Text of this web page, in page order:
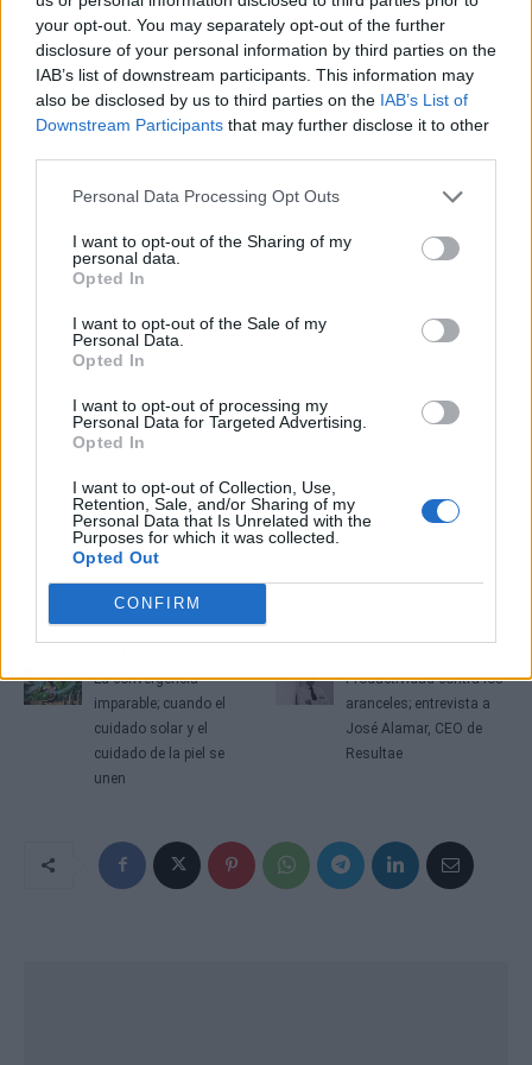
your opt-out. You may separately opt-out of the further
disclosure of your personal information by third parties on the
IAB’s list of downstream participants. This information may
also be disclosed by us to third parties on the IAB’s List of
Downstream Participants that may further disclose it to other
Personal Data Processing Opt Outs
I want to opt-out of the Sharing of my
personal data.
Opted In
I want to opt-out of the Sale of my
Personal Data.
Opted In
I want to opt-out of processing my
Personal Data for Targeted Advertising.
Opted In
I want to opt-out of Collection, Use,
Retention, Sale, and/or Sharing of my
Personal Data that Is Unrelated with the
Purposes for which it was collected.
Opted Out
CONFIRM
Publicidad
La convergencia
imparable; cuando el
cuidado solar y el
cuidado de la piel se
unen
Productividad contra los
aranceles; entrevista a
José Alamar, CEO de
Resultae